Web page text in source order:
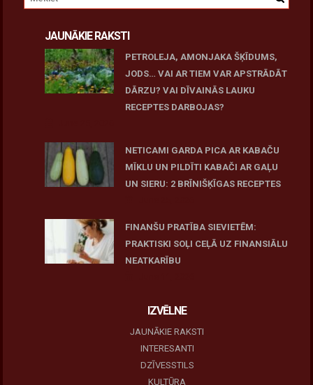
JAUNĀKIE RAKSTI
PETROLEJA, AMONJAKA ŠĶĪDUMS,
JODS… VAI AR TIEM VAR APSTRĀDĀT
DĀRZU? VAI DĪVAINĀS LAUKU
RECEPTES DARBOJAS?
NETICAMI GARDA PICA AR KABAČU
MĪKLU UN PILDĪTI KABAČI AR GAĻU
UN SIERU: 2 BRĪNIŠĶĪGAS RECEPTES
FINANŠU PRATĪBA SIEVIETĒM:
PRAKTISKI SOĻI CEĻĀ UZ FINANSIĀLU
NEATKARĪBU
IZVĒLNE
JAUNĀKIE RAKSTI
INTERESANTI
DZĪVESSTILS
KULTŪRA